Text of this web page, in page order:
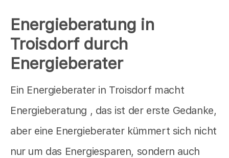
Energieberatung in
Troisdorf durch
Energieberater
Ein Energieberater in Troisdorf macht
Energieberatung , das ist der erste Gedanke,
aber eine Energieberater kümmert sich nicht
nur um das Energiesparen, sondern auch